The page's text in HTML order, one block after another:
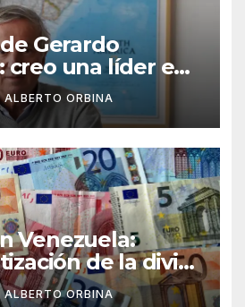
Gerardo
creo una líder en
el mundo, se
su hijo y sigue
ALBERTO ORBINA
Venezuela:
de la divisa
8 de agosto de
ALBERTO ORBINA